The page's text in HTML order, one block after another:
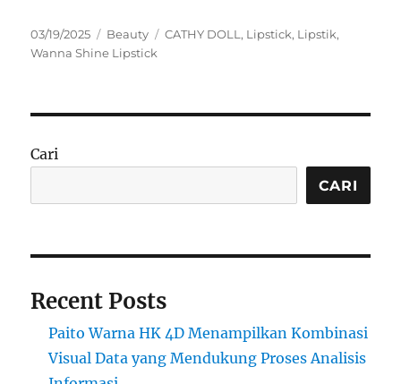
Posted
on
03/19/2025 Categories
Beauty Tags
CATHY DOLL , Lipstick, Lipstik,
Wanna Shine Lipstick
Cari
CARI
Recent Posts
Paito Warna HK 4D Menampilkan Kombinasi
Visual Data yang Mendukung Proses Analisis